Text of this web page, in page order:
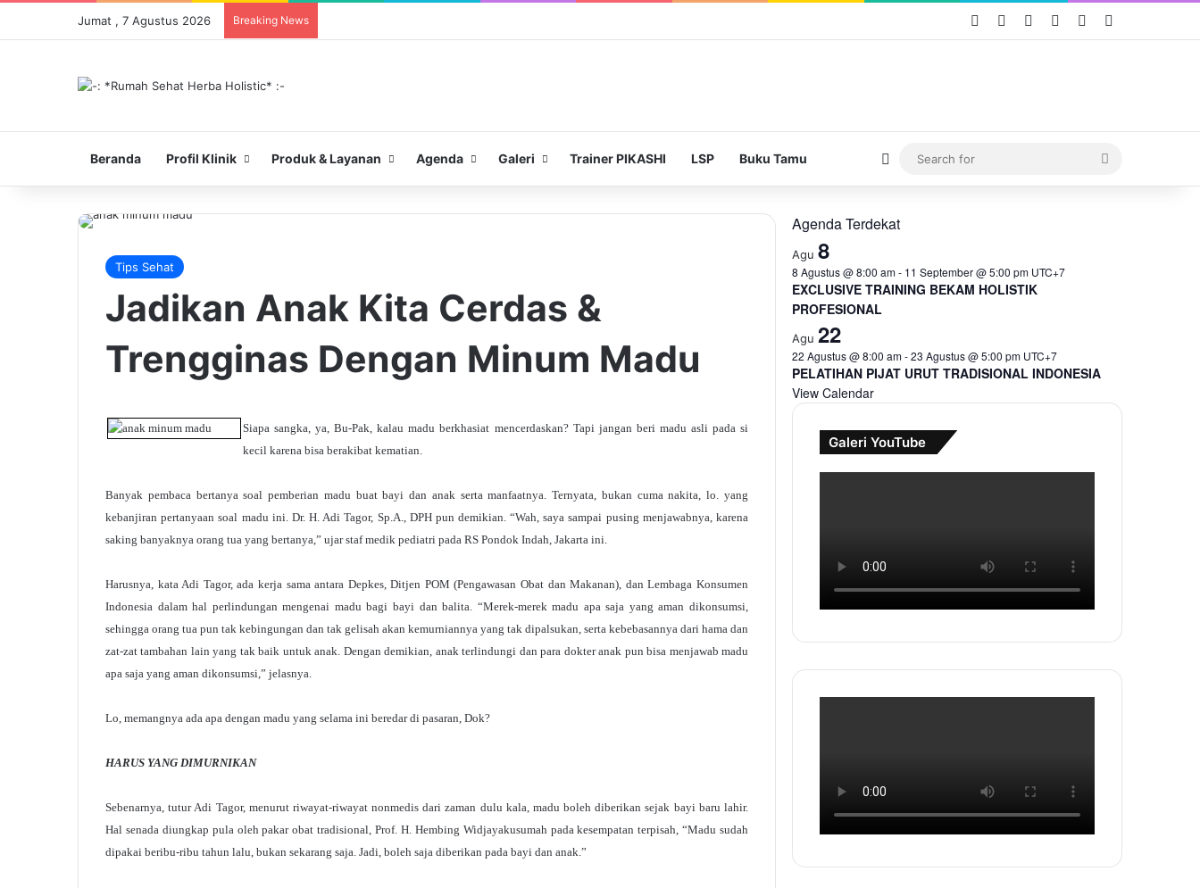
Jumat , 7 Agustus 2026 Breaking News Facebook YouTubeInstagram
TikTok
Beranda Profil Klinik Produk & Layanan Agenda Galeri Trainer PIKASHI LSP Buku Tamu Switch skin
Search
for
Tips Sehat
Jadikan Anak Kita Cerdas &
Trengginas Dengan Minum Madu
Siapa sangka, ya, Bu-Pak, kalau madu berkhasiat mencerdaskan? Tapi jangan beri madu asli pada si
kecil karena bisa berakibat kematian.
Banyak pembaca bertanya soal pemberian madu buat bayi dan anak serta manfaatnya. Ternyata, bukan cuma nakita, lo. yang
kebanjiran pertanyaan soal madu ini. Dr. H. Adi Tagor, Sp.A., DPH pun demikian. “Wah, saya sampai pusing menjawabnya, karena
saking banyaknya orang tua yang bertanya,” ujar staf medik pediatri pada RS Pondok Indah, Jakarta ini.
Harusnya, kata Adi Tagor, ada kerja sama antara Depkes, Ditjen POM (Pengawasan Obat dan Makanan), dan Lembaga Konsumen
Indonesia dalam hal perlindungan mengenai madu bagi bayi dan balita. “Merek-merek madu apa saja yang aman dikonsumsi,
sehingga orang tua pun tak kebingungan dan tak gelisah akan kemurniannya yang tak dipalsukan, serta kebebasannya dari hama dan
zat-zat tambahan lain yang tak baik untuk anak. Dengan demikian, anak terlindungi dan para dokter anak pun bisa menjawab madu
apa saja yang aman dikonsumsi,” jelasnya.
Lo, memangnya ada apa dengan madu yang selama ini beredar di pasaran, Dok?
HARUS YANG DIMURNIKAN
Sebenarnya, tutur Adi Tagor, menurut riwayat-riwayat nonmedis dari zaman dulu kala, madu boleh diberikan sejak bayi baru lahir.
Hal senada diungkap pula oleh pakar obat tradisional, Prof. H. Hembing Widjayakusumah pada kesempatan terpisah, “Madu sudah
dipakai beribu-ribu tahun lalu, bukan sekarang saja. Jadi, boleh saja diberikan pada bayi dan anak.”
Agenda Terdekat
Agu8
8 Agustus @ 8:00 am- 11 September @ 5:00 pm UTC+7
EXCLUSIVE TRAINING BEKAM HOLISTIK
PROFESIONAL
Agu 22
22 Agustus @ 8:00 am-23 Agustus @ 5:00 pm UTC+7
PELATIHAN PIJAT URUT TRADISIONAL INDONESIA
View Calendar
Galeri YouTube